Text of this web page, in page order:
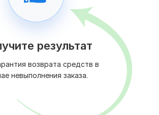
результат
возврата средств в
невыполнения заказа.